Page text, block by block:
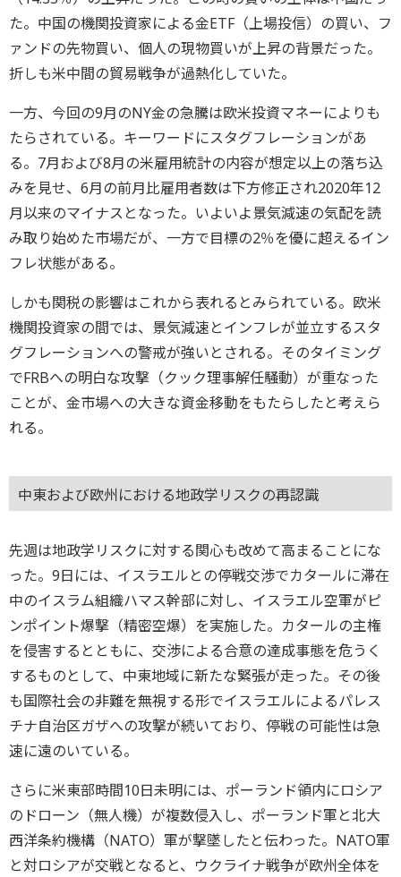
た。中国の機関投資家による金ETF（上場投信）の買い、フ
ァンドの先物買い、個人の現物買いが上昇の背景だった。
折しも米中間の貿易戦争が過熱化していた。
一方、今回の9月のNY金の急騰は欧米投資マネーによりも
たらされている。キーワードにスタグフレーションがあ
る。7月および8月の米雇用統計の内容が想定以上の落ち込
みを見せ、6月の前月比雇用者数は下方修正され2020年12
月以来のマイナスとなった。いよいよ景気減速の気配を読
み取り始めた市場だが、一方で目標の2％を優に超えるイン
フレ状態がある。
しかも関税の影響はこれから表れるとみられている。欧米
機関投資家の間では、景気減速とインフレが並立するスタ
グフレーションへの警戒が強いとされる。そのタイミング
でFRBへの明白な攻撃（クック理事解任騒動）が重なった
ことが、金市場への大きな資金移動をもたらしたと考えら
れる。
中東および欧州における地政学リスクの再認識
先週は地政学リスクに対する関心も改めて高まることにな
った。9日には、イスラエルとの停戦交渉でカタールに滞在
中のイスラム組織ハマス幹部に対し、イスラエル空軍がピ
ンポイント爆撃（精密空爆）を実施した。カタールの主権
を侵害するとともに、交渉による合意の達成事態を危うく
するものとして、中東地域に新たな緊張が走った。その後
も国際社会の非難を無視する形でイスラエルによるパレス
チナ自治区ガザへの攻撃が続いており、停戦の可能性は急
速に遠のいている。
さらに米東部時間10日未明には、ポーランド領内にロシア
のドローン（無人機）が複数侵入し、ポーランド軍と北大
西洋条約機構（NATO）軍が撃墜したと伝わった。NATO軍
と対ロシアが交戦となると、ウクライナ戦争が欧州全体を